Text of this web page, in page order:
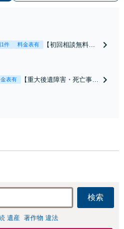
1件 料金表有
【初回相談無料】
条件で離婚ができ
表有
【重大後遺障害・死亡事案
応・納得できる解決を」
検索
遺産 著作物 違法